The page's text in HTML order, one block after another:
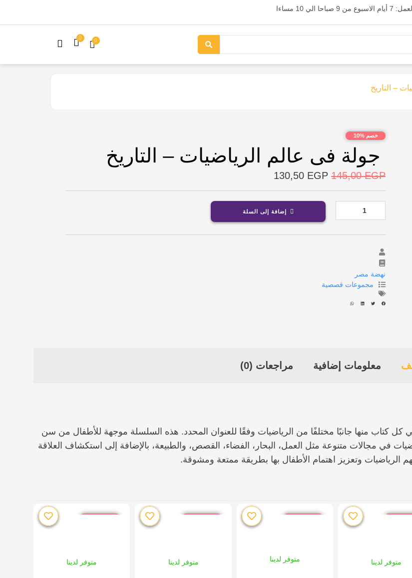
صباحا الي 10 مساءا
0 0
– التاريخ
خصم %10
جولة فى عالم الرياضيات – التاريخ
145,00EGP
130,50 EGP
إضافة إلى السلة
نهضة مصر
مجموعات قصصية
معلومات إضافية مراجعات (0)
السلسلة من حوالي 30 صفحة، ويغطي كل كتاب منها جانبًا مختلفًا من الرياضيات وفقًا للعنوان المحدد. هذه السلسلة موجهة للأطفال من سن
في مجالات متنوعة مثل العمل، البحار، الفضاء، القصص، والطبيعة، بالإضافة إلى استكشاف العلاقة
الرياضيات وتعزيز اهتمام الأطفال بها بطريقة ممتعة ومشوقة.
متوفر لدينا متوفر لدينا متوفر لدينا متوفر لدينا